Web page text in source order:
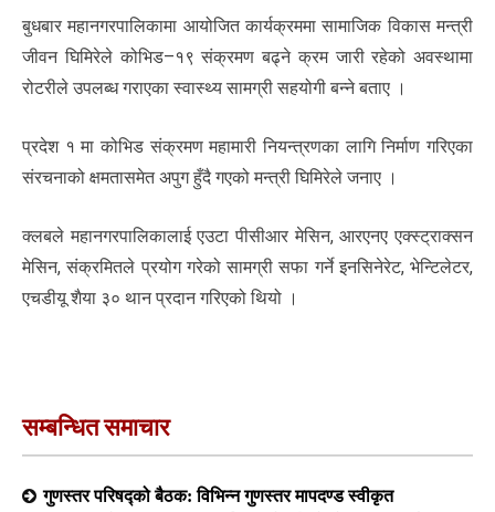
बुधबार महानगरपालिकामा आयोजित कार्यक्रममा सामाजिक विकास मन्त्री
जीवन घिमिरेले कोभिड–१९ संक्रमण बढ्ने क्रम जारी रहेको अवस्थामा
रोटरीले उपलब्ध गराएका स्वास्थ्य सामग्री सहयोगी बन्ने बताए ।
प्रदेश १ मा कोभिड संक्रमण महामारी नियन्त्रणका लागि निर्माण गरिएका
संरचनाको क्षमतासमेत अपुग हुँदै गएको मन्त्री घिमिरेले जनाए ।
क्लबले महानगरपालिकालाई एउटा पीसीआर मेसिन, आरएनए एक्स्ट्राक्सन
मेसिन, संक्रमितले प्रयोग गरेको सामग्री सफा गर्ने इनसिनेरेट, भेन्टिलेटर,
एचडीयू शैया ३० थान प्रदान गरिएको थियो ।
सम्बन्धित समाचार
गुणस्तर परिषद्को बैठक: विभिन्न गुणस्तर मापदण्ड स्वीकृत